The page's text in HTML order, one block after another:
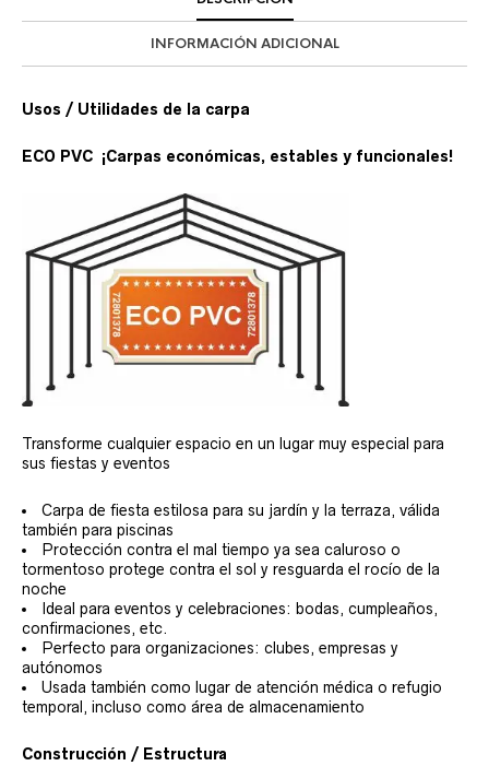
INFORMACIÓN ADICIONAL
Usos / Utilidades de la carpa
ECO PVC ¡Carpas económicas, estables y funcionales!
Transforme cualquier espacio en un lugar muy especial para
sus fiestas y eventos
Carpa de fiesta estilosa para su jardín y la terraza, válida
también para piscinas
Protección contra el mal tiempo ya sea caluroso o
tormentoso protege contra el sol y resguarda el rocío de la
noche
Ideal para eventos y celebraciones: bodas, cumpleaños,
confirmaciones, etc.
Perfecto para organizaciones: clubes, empresas y
autónomos
Usada también como lugar de atención médica o refugio
temporal, incluso como área de almacenamiento
Construcción / Estructura